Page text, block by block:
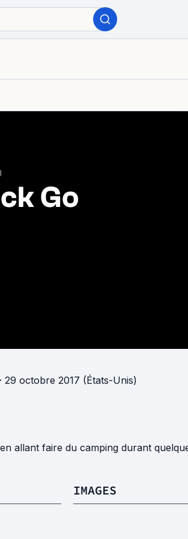
Go
· 29 octobre 2017 (États-Unis)
allant faire du camping durant
IMAGES